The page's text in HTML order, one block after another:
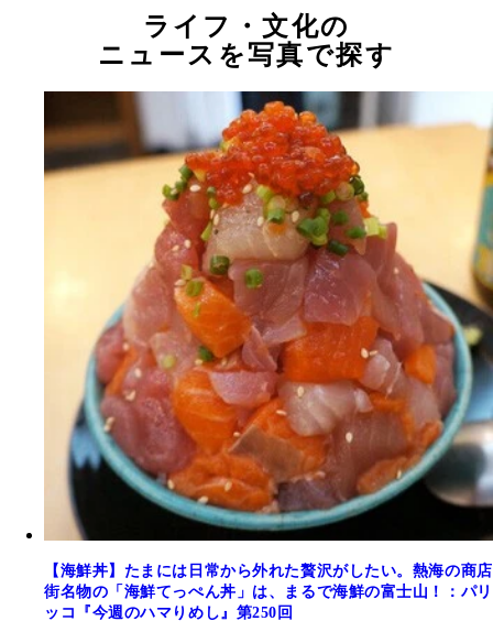
ライフ・文化の
ニュースを写真で探す
【海鮮丼】たまには日常から外れた贅沢がしたい。熱海の商店
街名物の「海鮮てっぺん丼」は、まるで海鮮の富士山！：パリ
ッコ『今週のハマりめし』第250回